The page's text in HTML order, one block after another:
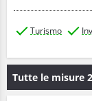
Turismo
Tutte le misure